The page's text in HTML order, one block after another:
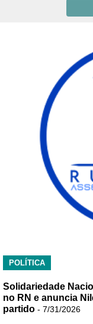
POLÍTICA
Solidariedade
no RN e anuncia
partido - 7/31/2026